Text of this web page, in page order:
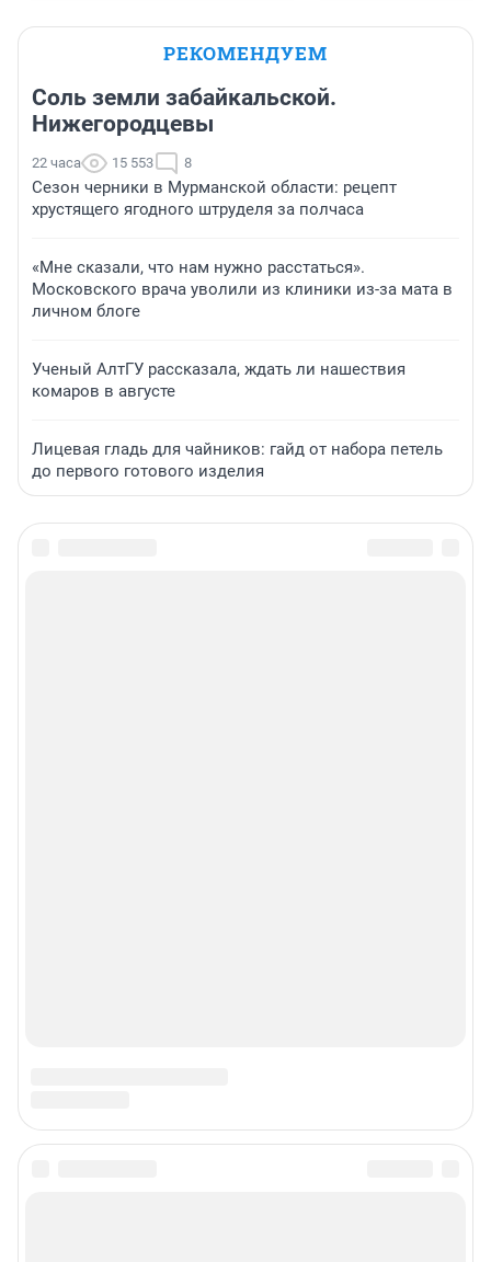
РЕКОМЕНДУЕМ
Соль земли забайкальской.
Нижегородцевы
22 часа 15 553 8
Сезон черники в Мурманской области: рецепт
хрустящего ягодного штруделя за полчаса
«Мне сказали, что нам нужно расстаться».
Московского врача уволили из клиники из-за мата в
личном блоге
Ученый АлтГУ рассказала, ждать ли нашествия
комаров в августе
Лицевая гладь для чайников: гайд от набора петель
до первого готового изделия